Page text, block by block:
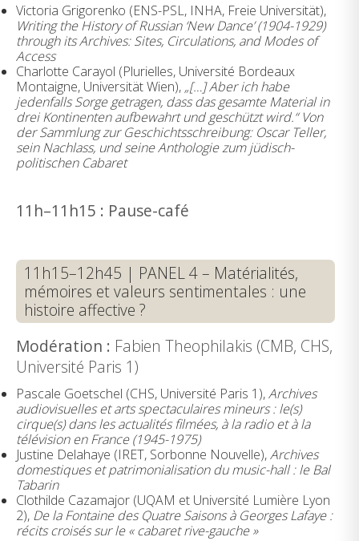
Victoria Grigorenko (ENS-PSL, INHA, Freie Universität),
Writing the History of Russian ‘New Dance’ (1904-1929)
through its Archives: Sites, Circulations, and Modes of
Access
Charlotte Carayol (Plurielles, Université Bordeaux
Montaigne, Universität Wien), „[…] Aber ich habe
jedenfalls Sorge getragen, dass das gesamte Material in
drei Kontinenten aufbewahrt und geschützt wird.“ Von
der Sammlung zur Geschichtsschreibung: Oscar Teller,
sein Nachlass, und seine Anthologie zum jüdisch-
politischen Cabaret
11h–11h15 : Pause-café
11h15–12h45 | PANEL 4 – Matérialités,
mémoires et valeurs sentimentales : une
histoire affective ?
Modération : Fabien Theophilakis (CMB, CHS,
Université Paris 1)
Pascale Goetschel (CHS, Université Paris 1),Archives
audiovisuelles et arts spectaculaires mineurs : le(s)
cirque(s) dans les actualités filmées, à la radio et à la
télévision en France (1945-1975)
Justine Delahaye (IRET, Sorbonne Nouvelle),Archives
domestiques et patrimonialisation du music-hall : le Bal
Tabarin
Clothilde Cazamajor (UQAM et Université Lumière Lyon
2), De la Fontaine des Quatre Saisons à Georges Lafaye :
récits croisés sur le « cabaret rive-gauche »